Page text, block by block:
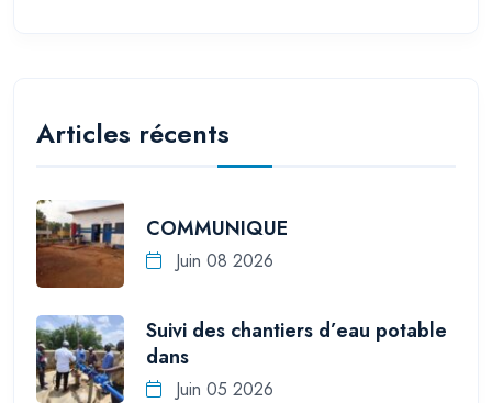
Articles récents
COMMUNIQUE
Juin 08 2026
Suivi des chantiers d’eau potable
dans
Juin 05 2026